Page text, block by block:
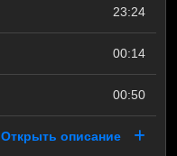
23:24
00:14
00:50
Открыть описание